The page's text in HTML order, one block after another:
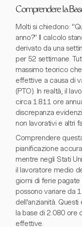
Comprendere la
Molti si chiedono:
anno?" Il calcolo
derivato da una
per 52 settimane.
massimo teorico
effettive a causa di
(PTO). In realtà, il
circa 1.811 ore
discrepanza
non lavorativi e altri
Comprendere
pianificazione
mentre negli Stati
il lavoratore medio
giorni di ferie pagate
possono variare da
dell'anzianità.
la base di 2.080 ore
effettive.